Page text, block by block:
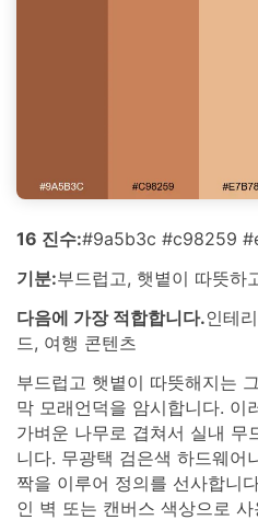
16 진수:#9a5b3c #c98259
기분:부드럽고, 햇볕이 따뜻하
다음에 가장 적합합니다.인테
드, 여행 콘텐츠
부드럽고 햇볕이 따뜻해지는
막 모래언덕을 암시합니다. 이
가벼운 나무로 겹쳐서 실내 무
니다. 무광택 검은색 하드웨어
짝을 이루어 정의를 선사합니
인 벽 또는 캔버스 색상으로